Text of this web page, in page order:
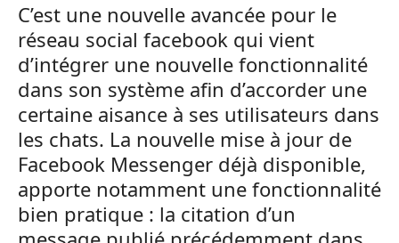
C’est une nouvelle avancée pour le
réseau social facebook qui vient
d’intégrer une nouvelle fonctionnalité
dans son système afin d’accorder une
certaine aisance à ses utilisateurs dans
les chats. La nouvelle mise à jour de
Facebook Messenger déjà disponible,
apporte notamment une fonctionnalité
bien pratique : la citation d’un